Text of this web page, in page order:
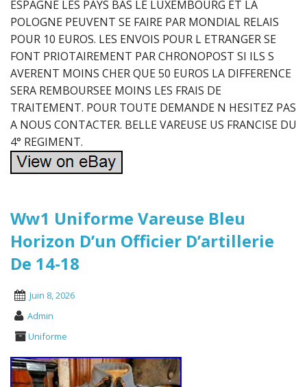
ESPAGNE LES PAYS BAS LE LUXEMBOURG ET LA
POLOGNE PEUVENT SE FAIRE PAR MONDIAL RELAIS
POUR 10 EUROS. LES ENVOIS POUR L ETRANGER SE
FONT PRIOTAIREMENT PAR CHRONOPOST SI ILS S
AVERENT MOINS CHER QUE 50 EUROS LA DIFFERENCE
SERA REMBOURSEE MOINS LES FRAIS DE
TRAITEMENT. POUR TOUTE DEMANDE N HESITEZ PAS
A NOUS CONTACTER. BELLE VAREUSE US FRANCISE DU
4° REGIMENT.
Ww1 Uniforme Vareuse Bleu
Horizon D’un Officier D’artillerie
De 14-18
Juin 8, 2026
Admin
Uniforme